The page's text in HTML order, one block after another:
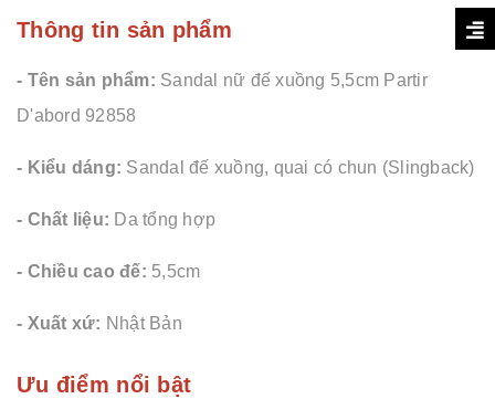
Thông tin sản phẩm
- Tên sản phẩm: Sandal nữ đế xuồng 5,5cm Partir
D'abord 92858
- Kiểu dáng: Sandal đế xuồng, quai có chun (Slingback)
- Chất liệu: Da tổng hợp
- Chiều cao đế: 5,5cm
- Xuất xứ: Nhật Bản
Ưu điểm nổi bật